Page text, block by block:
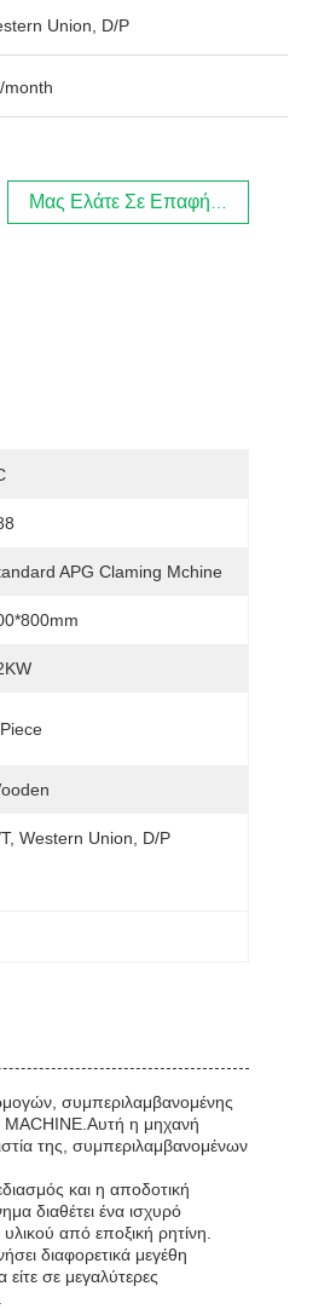
Union, D/P
month
Μας Ελάτε Σε Επαφή Με
APG Claming Mchine
Western Union, D/P
συμπεριλαμβανομένης
MACHINE.Αυτή η μηχανή
της, συμπεριλαμβανομένων
και η αποδοτική
διαθέτει ένα ισχυρό
από εποξική ρητίνη.
διαφορετικά μεγέθη
σε μεγαλύτερες